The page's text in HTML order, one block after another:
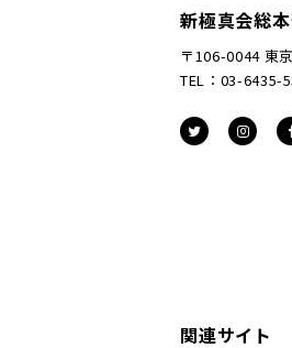
新極真会総
〒106-0044 東
TEL：03-6435-
関連サイト